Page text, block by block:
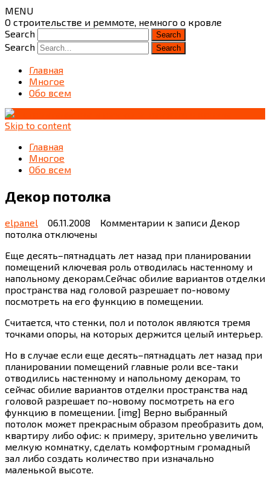
MENU
О строительстве и реммоте, немного о кровле
Search
Search
Главная
Многое
Обо всем
Skip to content
Главная
Многое
Обо всем
Декор потолка
elpanel 06.11.2008 Комментарии к записи Декор
потолка отключены
Еще десять–пятнадцать лет назад при планировании
помещений ключевая роль отводилась настенному и
напольному декорам.Сейчас обилие вариантов отделки
пространства над головой разрешает по-новому
посмотреть на его функцию в помещении.
Считается, что стенки, пол и потолок являются тремя
точками опоры, на которых держится целый интерьер.
Но в случае если еще десять–пятнадцать лет назад при
планировании помещений главные роли все-таки
отводились настенному и напольному декорам, то
сейчас обилие вариантов отделки пространства над
головой разрешает по-новому посмотреть на его
функцию в помещении. [img] Верно выбранный
потолок может прекрасным образом преобразить дом,
квартиру либо офис: к примеру, зрительно увеличить
мелкую комнатку, сделать комфортным громадный
зал либо создать количество при изначально
маленькой высоте.